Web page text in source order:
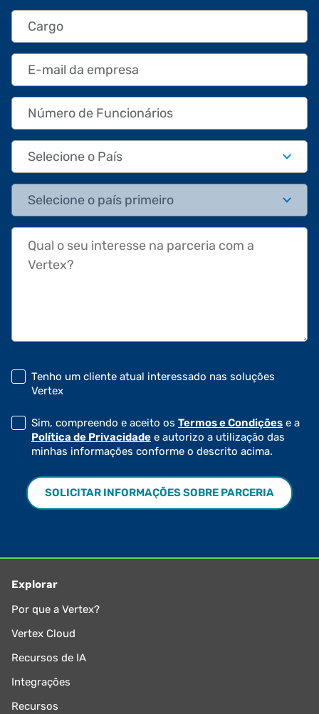
Cargo
E-mail da empresa
Número de Funcionários
País
Estado/Província
Tenho um cliente atual interessado nas soluções
Vertex
Sim, compreendo e aceito os Termos e Condições e a
Política de Privacidade e autorizo a utilização das
minhas informações conforme o descrito acima.
Explorar
Por que a Vertex?
Vertex Cloud
Recursos de IA
Integrações
Recursos